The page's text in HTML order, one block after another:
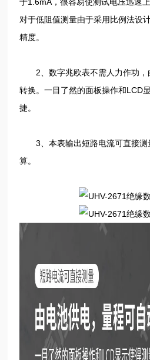
对于低阻值测量由于采用比例法设
精度。
2、数字兆欧表不需人力作功，
转换。一目了然的面板操作和LCD
捷。
3、本表输出短路电流可直接测
算。